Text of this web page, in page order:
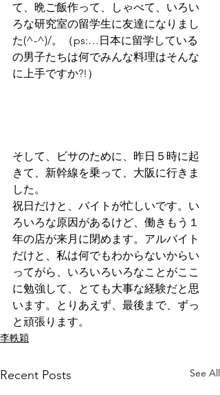
て、晩ご飯作って、しゃべて、いろい
ろな研究室の留学生に友達になりまし
た(^-^)/。（ps:…日本に留学している
の男子たちは何でみんな料理はそんな
に上手ですか?!）
そして、ビサのために、昨日５時に起
きて、新幹線を乗って、大阪に行きま
した。
祝日だけと、バイトが忙しいです。い
ろいろな原因があるけど、働きもう１
年の店が来月に閉めます。アルバイト
だけと、私は何でもわからないからい
ってがら、いろいろいろなことがここ
に勉強して、とても大事な経験だと思
います。とりあえず、最後まで、ずっ
と頑張ります。
李軼穎
Recent Posts See All